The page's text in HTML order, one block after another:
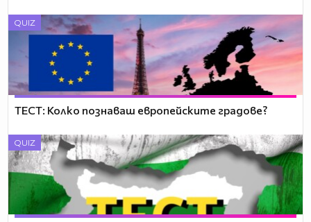
QUIZ
ТЕСТ: Колко познаваш европейските градове?
QUIZ